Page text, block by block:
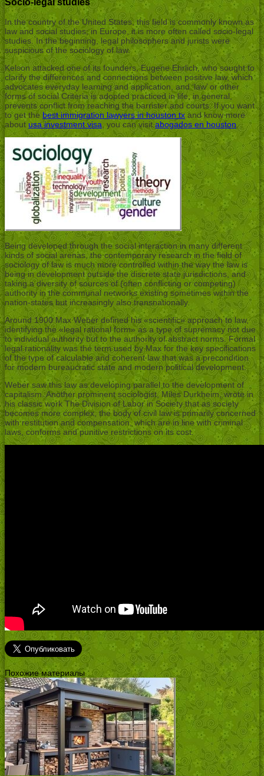
In the country of the United States, this field is commonly known as
law and social studies; in Europe, it is more often called socio-legal
studies. In the beginning, legal philosophers and jurists were
suspicious of the sociology of law.
Kelson attacked one of its founders, Eugene Ehrlich, who sought to
clarify the differences and connections between positive law, which
advocates everyday learning and application, and ‘law’ or other
forms of social Criteria is adopted practiced in life, in general,
prevents conflict from reaching the barrister and courts. If you want
to get the best immigration lawyers in houston tx and know more
about usa investment visa , you can visitabogados en houston.
Being developed through the social interaction in many different
kinds of social arenas, the contemporary research in the field of
sociology of law is much more controlled within the way the law is
being in development outside the discrete state jurisdictions, and
taking a diversity of sources of (often conflicting or competing)
authority in the communal networks existing sometimes within the
nation-states but increasingly also transnationally.
Around 1900 Max Weber defined his «scientific» approach to law,
identifying the «legal rational form» as a type of supremacy not due
to individual authority but to the authority of abstract norms. Formal
legal rationality was the term used by Max for the key specifications
of the type of calculable and coherent law that was a precondition
for modern bureaucratic state and modern political development.
Weber saw this law as developing parallel to the development of
capitalism. Another prominent sociologist, Miles Durkheim, wrote in
his classic work The Division of Labor in Society that as society
becomes more complex, the body of civil law is primarily concerned
with restitution and compensation, which are in line with criminal
laws, conforms and punitive restrictions on its cost.
Похожие материалы